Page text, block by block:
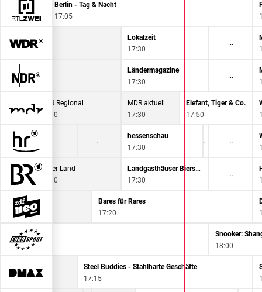
Berlin - Tag & Nacht
17:05
Stunde
Lokalzeit
17:30
Rote Sofa
Ländermagazine
17:30
MDR Regional
17:00
MDR aktuell
17:30
Elefant, Tiger & Co.
17:50
Ratgeber
hessenschau
17:30
Unser Land
17:00
Landgasthäuser Bierschmankerl
17:30
Bares für Rares
17:20
Snooker:
18:00
Steel Buddies - Stahlharte Geschäfte
17:15